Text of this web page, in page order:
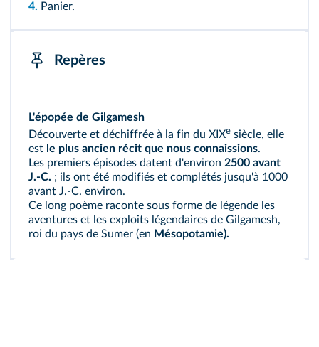
4. Panier.
Repères
L'épopée de Gilgamesh
Découverte et déchiffrée à la fin du XIXe siècle, elle
est le plus ancien récit que nous connaissions.
Les premiers épisodes datent d'environ 2500 avant
J.-C. ; ils ont été modifiés et complétés jusqu'à 1000
avant J.‑C. environ.
Ce long poème raconte sous forme de légende les
aventures et les exploits légendaires de Gilgamesh,
roi du pays de Sumer (en Mésopotamie).